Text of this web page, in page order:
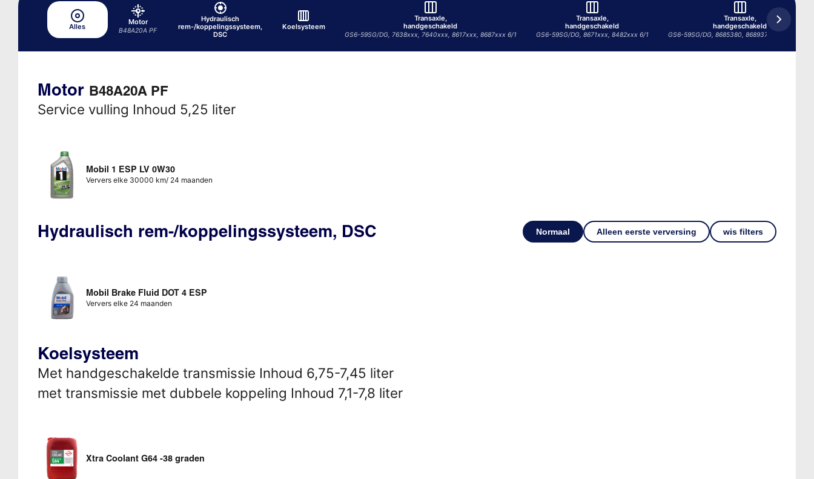
Alles
Motor
B48A20A PF
Hydraulisch
rem-/koppelingssysteem,
DSC
Koelsysteem
Transaxle,
handgeschakeld
GS6-59SG/DG, 7638xxx, 7640xxx, 8617xxx, 8687xxx 6/1
Transaxle,
handgeschakeld
GS6-59SG/DG, 8671xxx, 8482xxx 6/1
Transaxle,
handgeschakeld
GS6-59SG/DG, 8685380, 8689379, 8689382 6/1
Motor B48A20A PF
Service vulling Inhoud 5,25 liter
Mobil 1 ESP LV 0W30
Ververs elke 30000 km/ 24 maanden
Hydraulisch rem-/koppelingssysteem, DSC Normaal Alleen eerste verversing wis filters
Mobil Brake Fluid DOT 4 ESP
Ververs elke 24 maanden
Koelsysteem
Met handgeschakelde transmissie Inhoud 6,75-7,45 liter
met transmissie met dubbele koppeling Inhoud 7,1-7,8 liter
Xtra Coolant G64 -38 graden